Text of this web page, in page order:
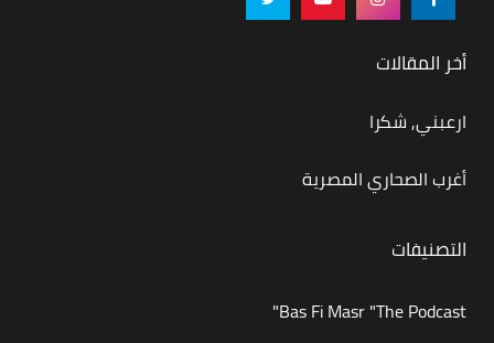
أخر المقالات
ارعبني, شكرا
أغرب الصحاري المصرية
التصنيفات
Bas Fi Masr "The Podcast"